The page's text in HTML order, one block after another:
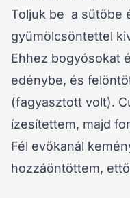
Toljuk be a sütőbe
gyümölcsöntettel
Ehhez bogyósokat
edénybe, és
(fagyasztott volt).
ízesítettem, majd
Fél evőkanál
hozzáöntöttem,